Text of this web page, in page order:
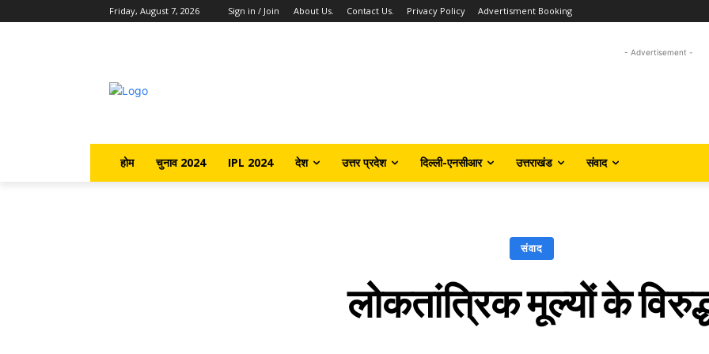
Friday, August 7, 2026 Sign in / Join About Us. Contact Us. Privacy Policy Advertisment Booking
- Advertisement -
होम चुनाव 2024 IPL 2024 देश उत्तर प्रदेश दिल्ली-एनसीआर उत्तराखंड संवाद
संवाद
लोकतांत्रिक मूल्यों के